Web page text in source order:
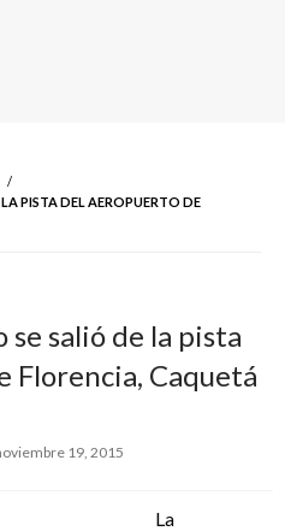
PISTA DEL AEROPUERTO DE
salió de la pista
Florencia, Caquetá
19, 2015
La